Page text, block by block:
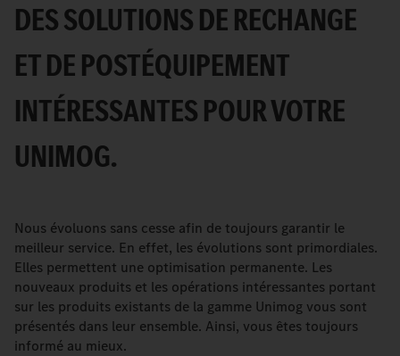
DES SOLUTIONS DE RECHANGE
ET DE POSTÉQUIPEMENT
INTÉRESSANTES POUR VOTRE
UNIMOG.
Nous évoluons sans cesse afin de toujours garantir le
meilleur service. En effet, les évolutions sont primordiales.
Elles permettent une optimisation permanente. Les
nouveaux produits et les opérations intéressantes portant
sur les produits existants de la gamme Unimog vous sont
présentés dans leur ensemble. Ainsi, vous êtes toujours
informé au mieux.